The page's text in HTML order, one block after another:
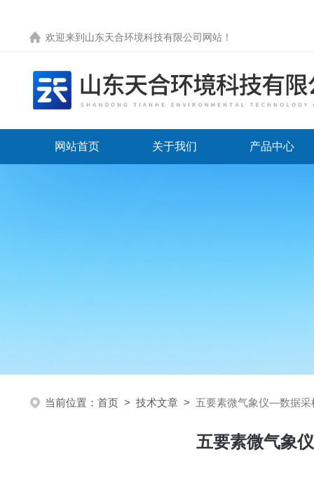
欢迎来到 山东天合环境科技有限公司网站 ！
网站首页 关于我们 产品中心
当前位置： 首页 > 技术文章 > 五要素微气象仪—数据采
五要素微气象